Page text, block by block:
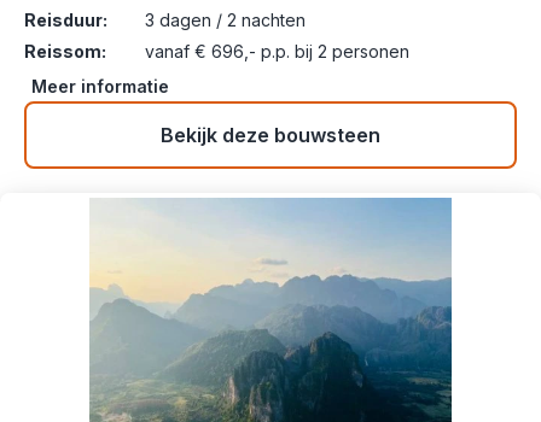
Reisduur:
3 dagen / 2 nachten
Reissom:
vanaf € 696,- p.p. bij 2 personen
Meer informatie
Bekijk deze bouwsteen